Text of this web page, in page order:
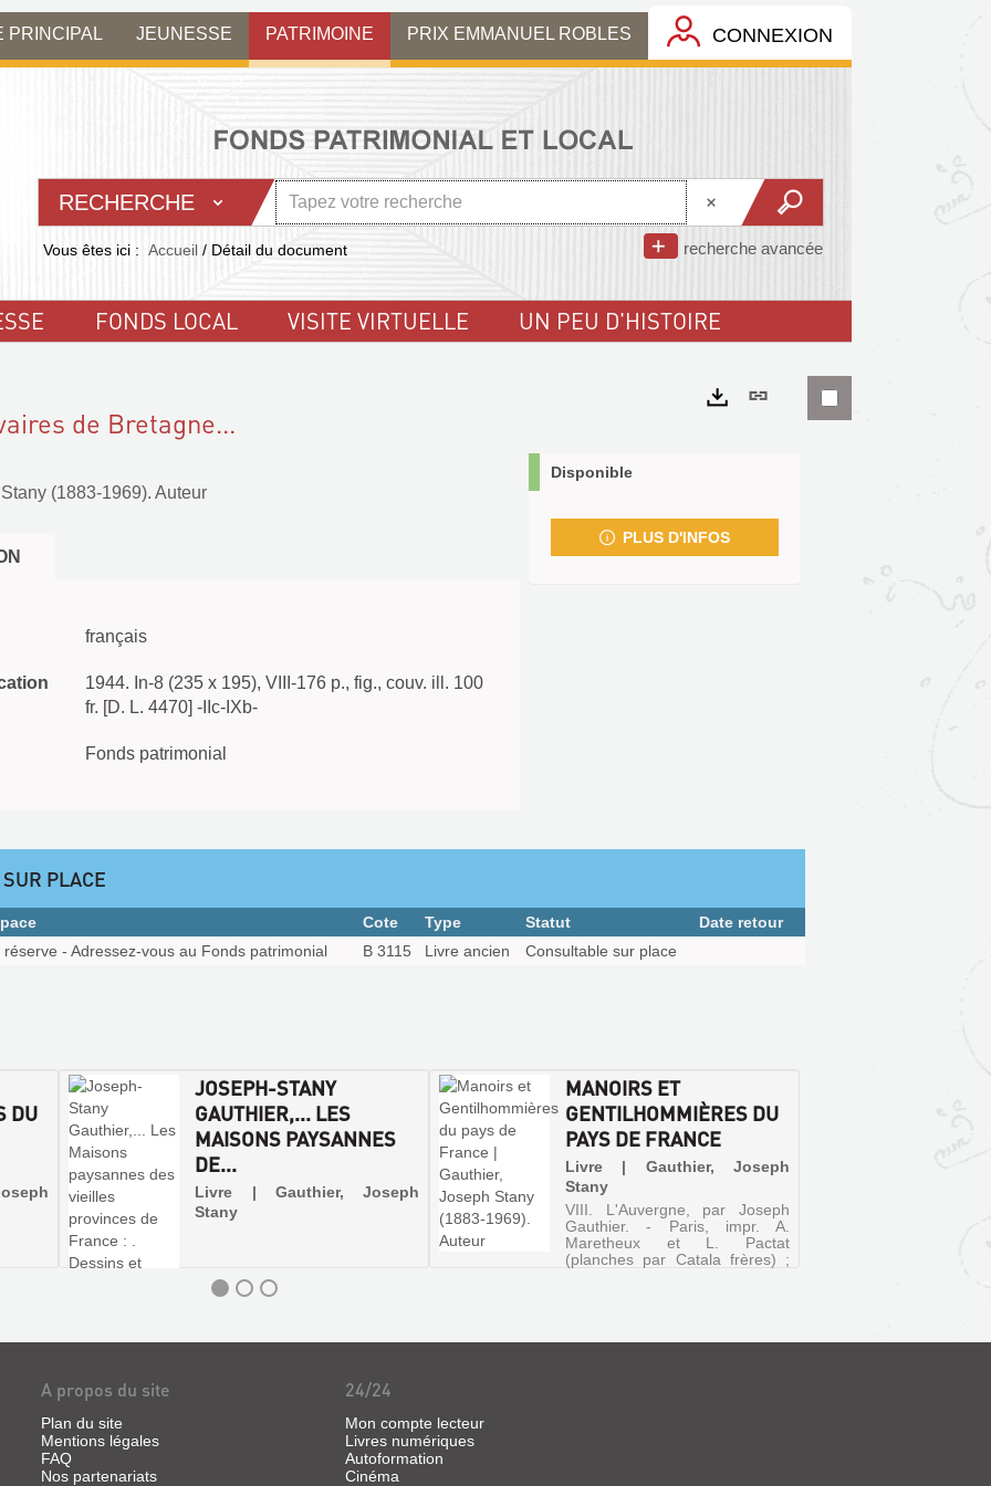
PRINCIPAL JEUNESSE PATRIMOINE PRIX EMMANUEL ROBLES CONNEXION
RECHERCHE
recherche avancée
Vous êtes ici : Accueil / Détail du document
FONDS LOCAL VISITE VIRTUELLE UN PEU D'HISTOIRE
de Bretagne...
(1883-1969). Auteur
français
1944. In-8 (235 x 195), VIII-176 p., fig., couv. ill. 100
fr. [D. L. 4470] -IIc-IXb-
Fonds patrimonial
Lien
Disponible
PLUS D'INFOS
PLACE
Cote Type Statut
Date retour
réserve - Adressez-vous au Fonds patrimonial B 3115 Livre ancien Consultable sur place
JOSEPH-STANY
GAUTHIER,... LES
MAISONS PAYSANNES
DE...
Livre | Gauthier, Joseph
Stany
MANOIRS ET
GENTILHOMMIÈRES DU
PAYS DE FRANCE
Livre | Gauthier, Joseph
Stany
VIII. L'Auvergne, par Joseph
Gauthier. - Paris, impr. A.
Maretheux et L. Pactat
(planches par Catala frères) ;
DU
A propos du site
Plan du site
Mentions légales
FAQ
Nos partenariats
24/24
Mon compte lecteur
Livres numériques
Autoformation
Cinéma